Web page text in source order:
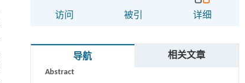
访问 被引 详细
导航 相关文章
Abstract